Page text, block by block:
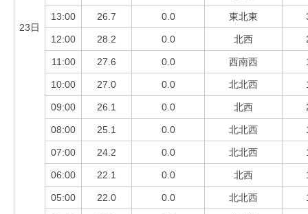
23日
13:00 26.7 0.0 東北東
12:00 28.2 0.0 北西
11:00 27.6 0.0 西南西
10:00 27.0 0.0 北北西
09:00 26.1 0.0 北西
08:00 25.1 0.0 北北西
07:00 24.2 0.0 北北西
06:00 22.1 0.0 北西
05:00 22.0 0.0 北北西